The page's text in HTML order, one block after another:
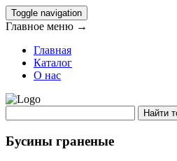
Toggle navigation
Главное меню →
Главная
Каталог
О нас
Бусины граненые